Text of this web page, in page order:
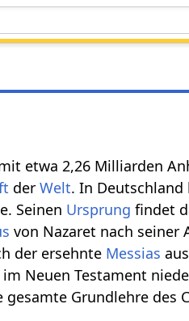
etwa 2,26 Milliarden
derWelt. In Deutschland
Seinen Ursprung findet
von Nazaret nach seiner
der ersehnte Messias
Neuen Testament
gesamte Grundlehre des